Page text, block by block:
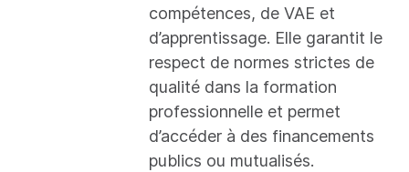
compétences, de VAE et
d’apprentissage. Elle garantit le
respect de normes strictes de
qualité dans la formation
professionnelle et permet
d’accéder à des financements
publics ou mutualisés.